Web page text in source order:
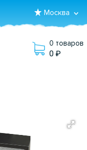
Москва
0 товаров
0